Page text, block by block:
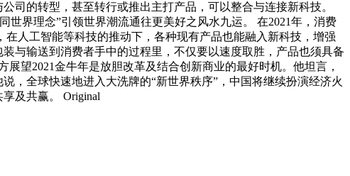
司的转型，甚至转行或推出主打产品，可以整合与连接新科技。
世界理念”引领世界潮流通往更美好之风水九运。 在2021年，消费
人工智能等科技的推动下，各种现有产品也能融入新科技，增强
与输送到消费者手中的过程里，不仅要以速度取胜，产品也须具备
望2021金牛年是放胆改革及结合创新商业的最好时机。他坦言，
，全球快速地进入大洗牌的“新世界秩序”，中国将继续扮演经济火
及共赢。 Original